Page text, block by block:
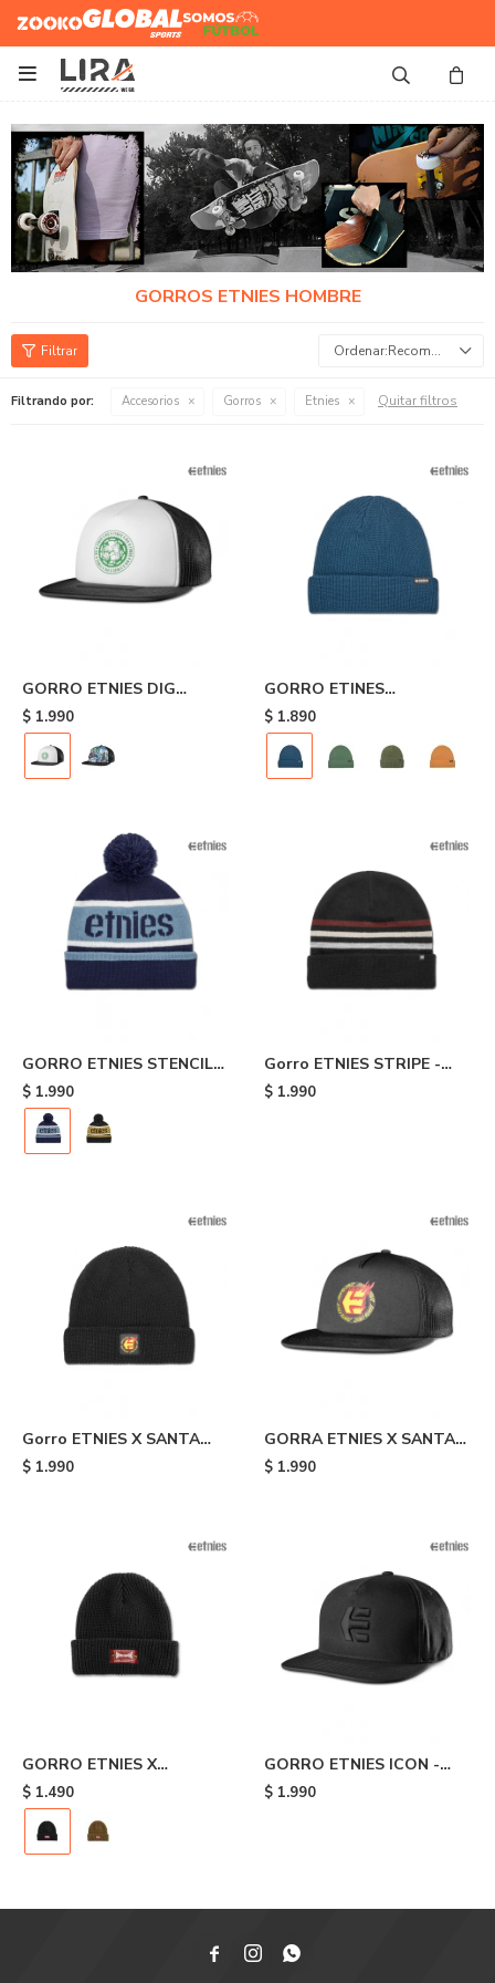
Zooko Global Sports
Somos
Futbol

GORROS ETNIES HOMBRE
Recomendados
Filtrando por: Accesorios Gorros Etnies Quitar filtros
GORRO ETNIES DIG
TRUCKER - Black/white
$ 1.990
GORRO ETINES
WAREHOUSE - Blue
$ 1.890
GORRO ETNIES STENCIL
POM BEANIE - Blue
$ 1.990
Gorro ETNIES STRIPE -
Black
$ 1.990
Gorro ETNIES X SANTA
CRUZ FLAME - Black
$ 1.990
GORRA ETNIES X SANTA
CRUZ FLAME - Black
$ 1.990
GORRO ETNIES X
INDEPENDENT - Black
$ 1.490
GORRO ETNIES ICON -
Black
$ 1.990
  